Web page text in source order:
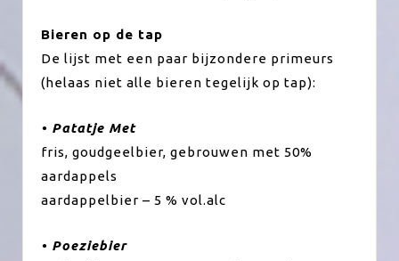
Bieren op de tap
De lijst met een paar bijzondere primeurs
(helaas niet alle bieren tegelijk op tap):
• Patatje Met
fris, goudgeelbier, gebrouwen met 50%
aardappels
aardappelbier – 5 % vol.alc
• Poeziebier